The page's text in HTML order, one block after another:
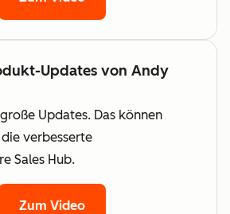
Updates von Andy
Updates. Das können
verbesserte
Sales Hub.
Zum Video